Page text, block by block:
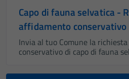
Capo di fauna selvatica -
affidamento conservativo
Invia al tuo Comune la
conservativo di capo di fauna